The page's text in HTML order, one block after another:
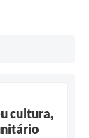
cultura,